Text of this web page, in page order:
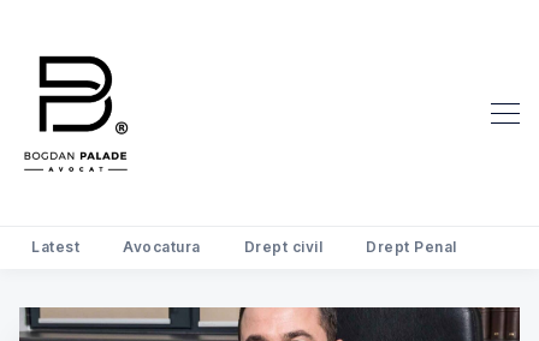
Latest Avocatura Drept civil Drept Penal